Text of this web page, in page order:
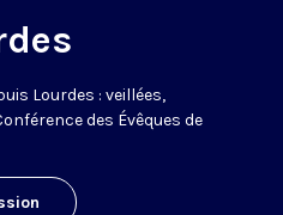
Lourdes : veillées,
des Évêques de